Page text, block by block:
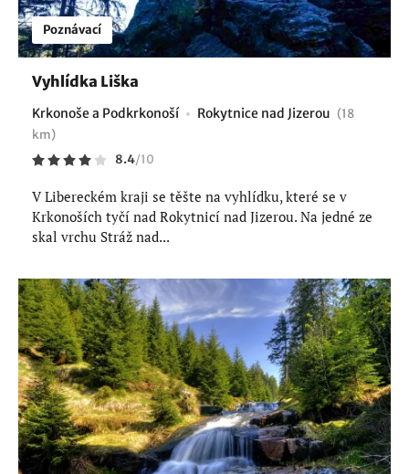
Poznávací
Vyhlídka Liška
Krkonoše a Podkrkonoší Rokytnice nad Jizerou (18
km)
8.4/10
V Libereckém kraji se těšte na vyhlídku, které se v
Krkonoších tyčí nad Rokytnicí nad Jizerou. Na jedné ze
skal vrchu Stráž nad...